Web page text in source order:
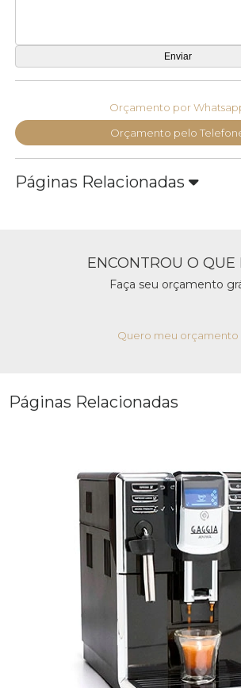
Orçamento por
Orçamento pelo
Páginas Relacionadas
ENCONTROU O QUE
Faça seu orçamento
Quero meu orçamento
Páginas Relacionadas